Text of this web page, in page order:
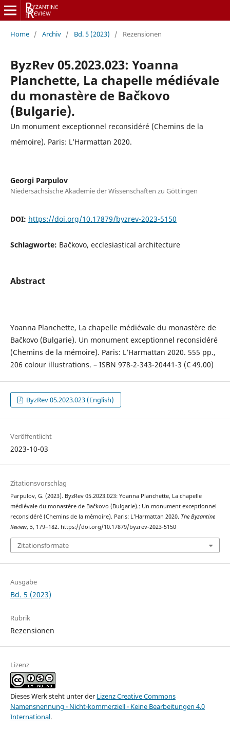
Home / Archiv / Bd. 5 (2023) / Rezensionen
ByzRev 05.2023.023: Yoanna
Planchette, La chapelle médiévale
du monastère de Bačkovo
(Bulgarie).
Un monument exceptionnel reconsidéré (Chemins de la
mémoire). Paris: L’Harmattan 2020.
Georgi Parpulov
Niedersächsische Akademie der Wissenschaften zu Göttingen
DOI: https://doi.org/10.17879/byzrev-2023-5150
Schlagworte: Bačkovo, ecclesiastical architecture
Abstract
Yoanna Planchette, La chapelle médiévale du monastère de
Bačkovo (Bulgarie). Un monument exceptionnel reconsidéré
(Chemins de la mémoire). Paris: L’Harmattan 2020. 555 pp.,
206 colour illustrations. – ISBN ‎978-2-343-20441-3 (€ 49.00)
ByzRev 05.2023.023 (English)
Veröffentlicht
2023-10-03
Zitationsvorschlag
Parpulov, G. (2023). ByzRev 05.2023.023: Yoanna Planchette, La chapelle
médiévale du monastère de Bačkovo (Bulgarie).: Un monument exceptionnel
reconsidéré (Chemins de la mémoire). Paris: L’Harmattan 2020. The Byzantine
Review, 5, 179–182. https://doi.org/10.17879/byzrev-2023-5150
Zitationsformate
Ausgabe
Bd. 5 (2023)
Rubrik
Rezensionen
Lizenz
Dieses Werk steht unter der Lizenz Creative Commons
Namensnennung - Nicht-kommerziell - Keine Bearbeitungen 4.0
International.